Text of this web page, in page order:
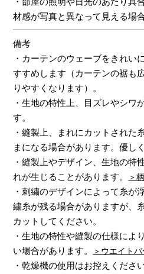
材感が写真と異なって見える場
備考
・カーテンのウェーブをきれい
すすめします（カーテンの裾も
りやすくなります）。
・生地の特性上、目ズレやシワ
す。
・縫製上、まれにカットされた
まになる場合があります。優し
・縫製上やデザイン、生地の特
れが生じることがあります。
＞
・刺繍のデザインによって糸が
繍糸が残る場合がありますが、
カットしてください。
・生地の特性や縫製の仕様によ
い場合があります。
＞ウエイト
・乾燥機の使用はお控えくださ